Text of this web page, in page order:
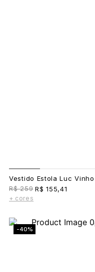
Vestido Estola Luc Vinho
R$ 259 R$ 155,41
+ cores
-40%